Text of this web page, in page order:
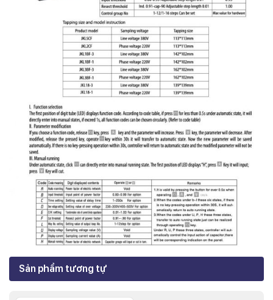
Sản phẩm tương tự